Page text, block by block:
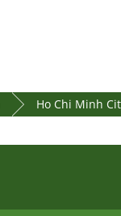
Ho Chi Minh